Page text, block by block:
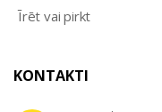
Īrēt vai pirkt
KONTAKTI